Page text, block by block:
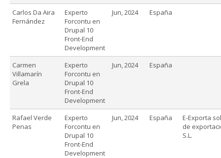
Carlos Da Aira
Fernández
Experto
Forcontu en
Drupal 10
Front-End
Development
Jun, 2024 España
Carmen
Villamarín
Grela
Experto
Forcontu en
Drupal 10
Front-End
Development
Jun, 2024 España
Rafael Verde
Penas
Experto
Forcontu en
Drupal 10
Front-End
Development
Jun, 2024 España
E-Exporta
de
S.L.